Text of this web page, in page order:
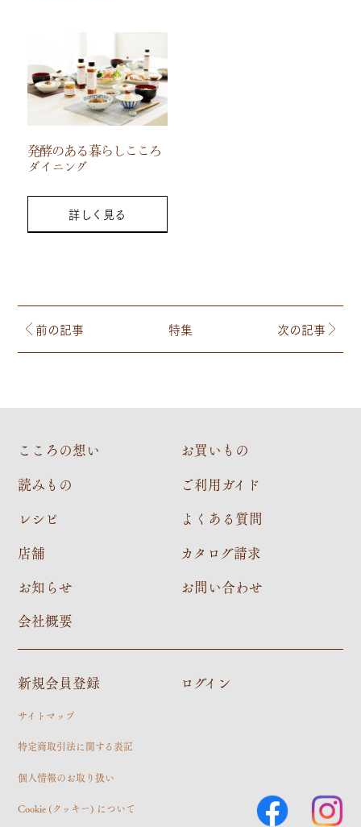
発酵のある暮らしこころ
ダイニング
詳しく見る
前の記事 特集 次の記事
こころの想い
読みもの
レシピ
店舗
お知らせ
会社概要
お買いもの
ご利用ガイド
よくある質問
カタログ請求
お問い合わせ
新規会員登録 ログイン
サイトマップ
特定商取引法に関する表記
個人情報のお取り扱い
Cookie (クッキー) について